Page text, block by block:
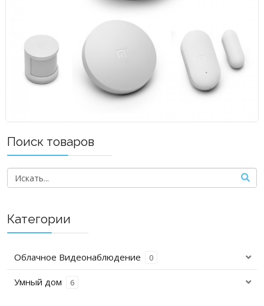
Поиск товаров
Категории
Облачное Видеонаблюдение 0
Умный дом 6